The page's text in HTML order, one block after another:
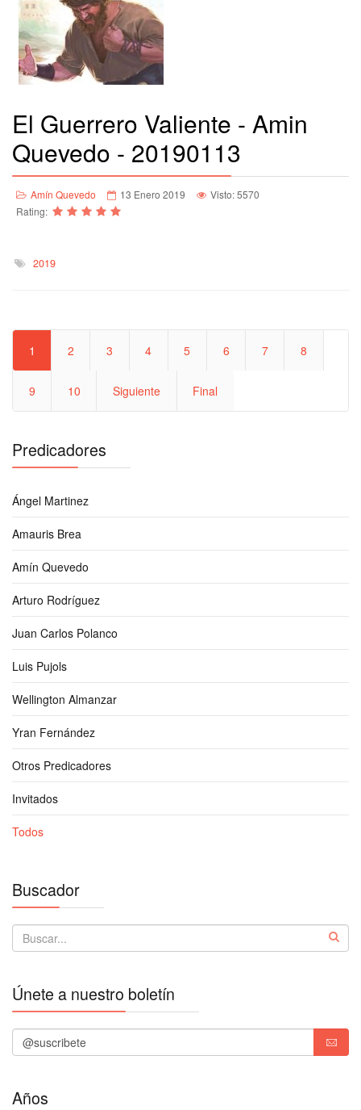
El Guerrero Valiente - Amin
Quevedo - 20190113
Amín Quevedo 13 Enero 2019
Visto: 5570
Rating:
2019
1 2 3 4 5 6 7 8
9 10 Siguiente Final
Predicadores
Ángel Martinez
Amauris Brea
Amín Quevedo
Arturo Rodríguez
Juan Carlos Polanco
Luis Pujols
Wellington Almanzar
Yran Fernández
Otros Predicadores
Invitados
Todos
Buscador
Únete a nuestro boletín
Años